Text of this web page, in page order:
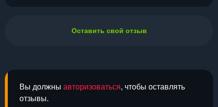
Вы должны авторизоваться, чтобы оставлять
отзывы.
Оставить свой отзыв